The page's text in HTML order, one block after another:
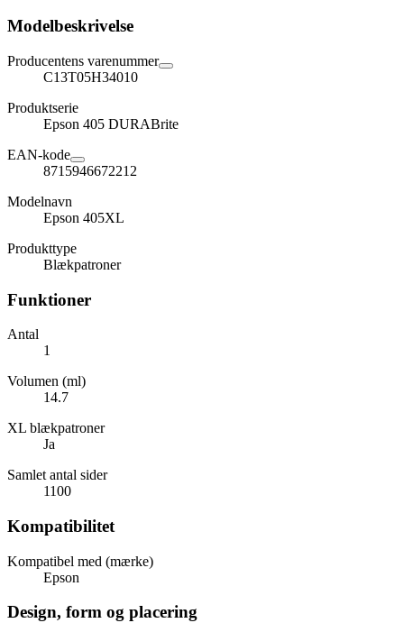
Modelbeskrivelse
Producentens varenummer
C13T05H34010
Produktserie
Epson 405 DURABrite
EAN-kode
8715946672212
Modelnavn
Epson 405XL
Produkttype
Blækpatroner
Funktioner
Antal
1
Volumen (ml)
14.7
XL blækpatroner
Ja
Samlet antal sider
1100
Kompatibilitet
Kompatibel med (mærke)
Epson
Design, form og placering